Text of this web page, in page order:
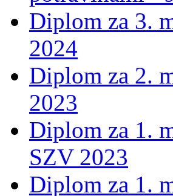
Diplom za 3.
2024
Diplom za 2.
2023
Diplom za 1.
SZV 2023
Diplom za 1.